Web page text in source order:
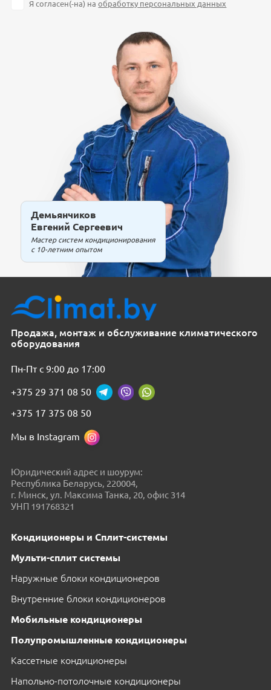
Я согласен(-на) наобработку персональных данных
Демьянчиков
Евгений Сергеевич
Мастер систем кондиционирования
с 10-летним опытом
Продажа, монтаж и обслуживание климатического
оборудования
Пн-Пт с 9:00 до 17:00
+375 29 371 08 50
+375 17 375 08 50
Мы в Instagram
Юридический адрес и шоурум:
Республика Беларусь, 220004,
г. Минск, ул. Максима Танка, 20, офис 314
УНП 191768321
Кондиционеры и Сплит-системы
Мульти-сплит системы
Наружные блоки кондиционеров
Внутренние блоки кондиционеров
Мобильные кондиционеры
Полупромышленные кондиционеры
Кассетные кондиционеры
Напольно-потолочные кондиционеры